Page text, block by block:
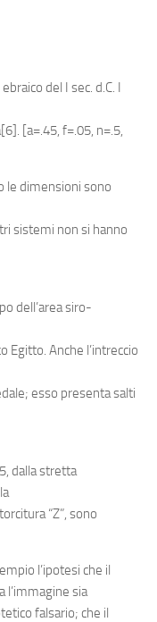
del I sec. d.C. I
[a=.45, f=.05, n=.5,
le dimensioni sono
sistemi non si hanno
dell’area siro-
Egitto. Anche l’intreccio
esso presenta salti
dalla stretta
“Z”, sono
l’ipotesi che il
l’immagine sia
falsario; che il